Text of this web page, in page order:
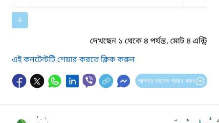
১
দেখছেন ১ থেকে ৪ পর্যন্ত, মোট ৪ এন্ট্রি
এই কনটেন্টটি শেয়ার করতে ক্লিক করুন
আপনার মতামত প্রদান করুন